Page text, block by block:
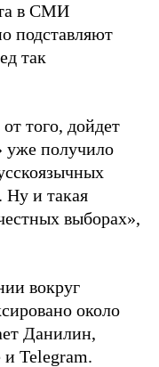
в СМИ
подставляют
так
того, дойдет
уже получило
Ну и такая
выборах»,
вокруг
около
Данилин,
и Telegram.